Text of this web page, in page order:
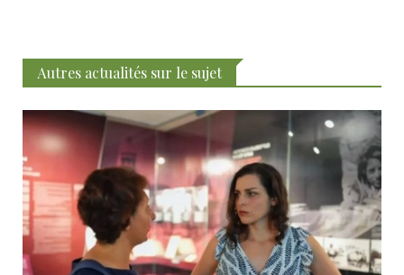
Autres actualités sur le sujet